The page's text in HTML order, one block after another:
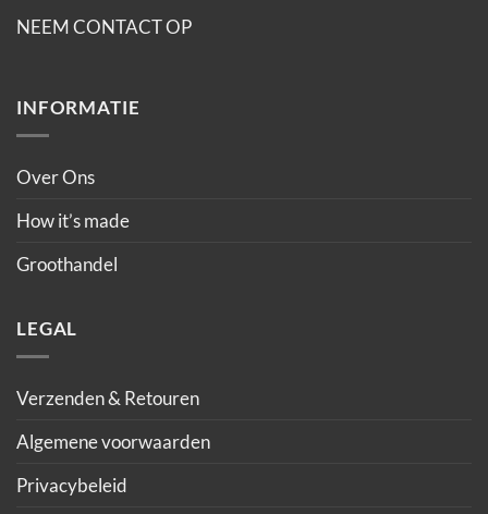
NEEM CONTACT OP
INFORMATIE
Over Ons
How it’s made
Groothandel
LEGAL
Verzenden & Retouren
Algemene voorwaarden
Privacybeleid